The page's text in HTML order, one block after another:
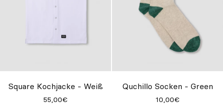
Square Kochjacke - Weiß
55,00€
Quchillo Socken - Green
10,00€